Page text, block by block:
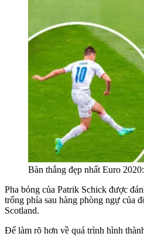
Bàn thắng đẹp nhất Euro
Pha bóng của Patrik Schick được
trống phía sau hàng phòng ngự của
Scotland.
Để làm rõ hơn về quá trình hình